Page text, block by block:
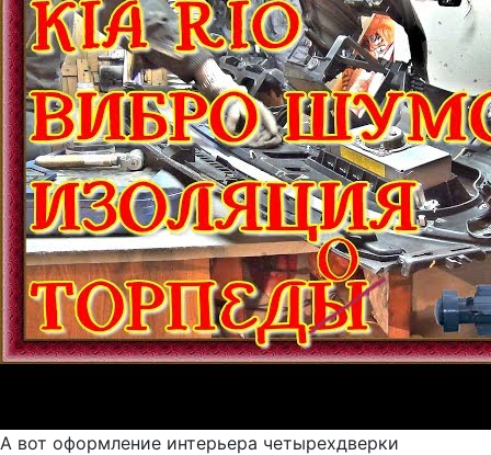
А вот оформление интерьера четырехдверки